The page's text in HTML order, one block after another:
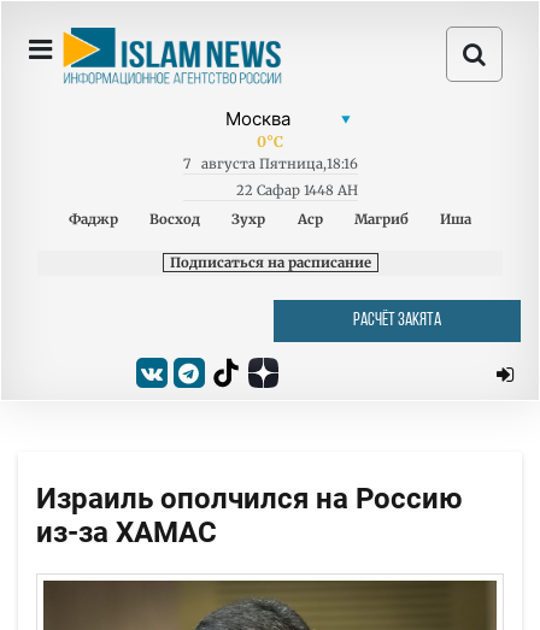
0°C
7 августа Пятница,18:16
22 Сафар 1448 AH
Фаджр
Восход Зухр Аср Магриб Иша
Подписаться на расписание
РАСЧЁТ ЗАКЯТА
Израиль ополчился на Россию
из-за ХАМАС